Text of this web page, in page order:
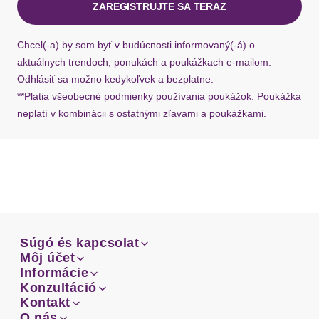
aus transparenter Spitze und Netzeinsätzen,
sexy Dessous
Körbchen / Cup
Bügel ohne Bügel
ZAREGISTRUJTE SA TERAZ
Chcel(-a) by som byť v budúcnosti informovaný(-á) o
aktuálnych trendoch, ponukách a poukážkach e-mailom.
Odhlásiť sa možno kedykoľvek a bezplatne.
**Platia všeobecné podmienky používania poukážok. Poukážka
neplatí v kombinácii s ostatnými zľavami a poukážkami.
Súgó és kapcsolat
Email
Facebook
Súgó és kapcsolat
Email
Facebook
Môj účet
Prehľad objednávok
Môj účet
Prehľad objednávok
Informácie
Doprava
Informácie
Doprava
Konzultáció
Sprievodca-veľkosťami
Konzultáció
Kontakt
Kontakt